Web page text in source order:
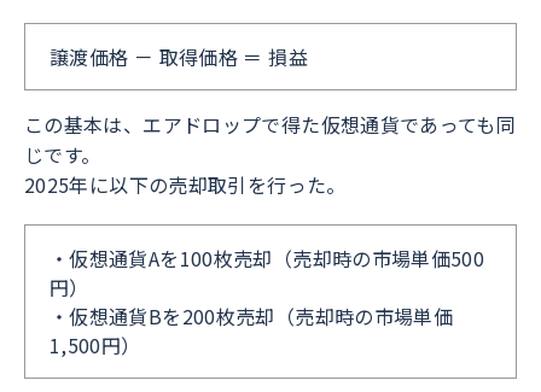
譲渡価格 － 取得価格 ＝ 損益
この基本は、エアドロップで得た仮想通貨であっても同
じです。
2025年に以下の売却取引を行った。
・仮想通貨Aを100枚売却（売却時の市場単価500
円）
・仮想通貨Bを200枚売却（売却時の市場単価
1,500円）